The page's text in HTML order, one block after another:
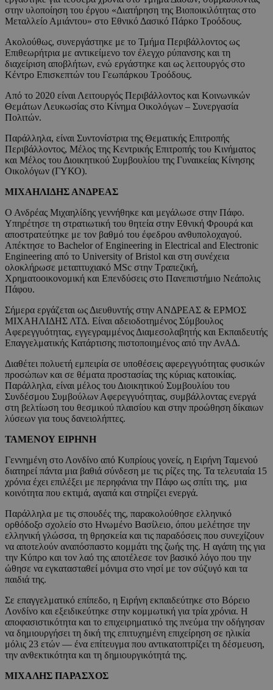
στην υλοποίηση του έργου «Διατήρηση της Βιοποικιλότητας στο
Μεταλλείο Αμιάντου» στο Εθνικό Δασικό Πάρκο Τροόδους.
Ακολούθως, συνεργάστηκε με το Τμήμα Περιβάλλοντος ως
Επιθεωρήτρια με αντικείμενο τον έλεγχο ρύπανσης και τη
διαχείριση αποβλήτων, ενώ εργάστηκε και ως λειτουργός στο
Κέντρο Επισκεπτών του Γεωπάρκου Τροόδους.
Από το 2020 είναι Λειτουργός Περιβάλλοντος και Κοινωνικών
Θεμάτων Λευκωσίας στο Κίνημα Οικολόγων – Συνεργασία
Πολιτών.
Παράλληλα, είναι Συντονίστρια της Θεματικής Επιτροπής
Περιβάλλοντος, Μέλος της Κεντρικής Επιτροπής του Κινήματος
και Μέλος του Διοικητικού Συμβουλίου της Γυναικείας Κίνησης
Οικολόγων (ΓΥΚΟ).
ΜΙΧΑΗΛΙΔΗΣ ΑΝΔΡΕΑΣ
Ο Ανδρέας Μιχαηλίδης γεννήθηκε και μεγάλωσε στην Πάφο.
Υπηρέτησε τη στρατιωτική του θητεία στην Εθνική Φρουρά και
αποστρατεύτηκε με τον βαθμό του έφεδρου ανθυπολοχαγού.
Απέκτησε το Bachelor of Engineering in Electrical and Electronic
Engineering από το University of Bristol και στη συνέχεια
ολοκλήρωσε μεταπτυχιακό MSc στην Τραπεζική,
Χρηματοοικονομική και Επενδύσεις στο Πανεπιστήμιο Νεάπολις
Πάφου.
Σήμερα εργάζεται ως Διευθυντής στην ΑΝΔΡΕΑΣ & ΕΡΜΟΣ
ΜΙΧΑΗΛΙΔΗΣ ΛΤΔ. Είναι αδειοδοτημένος Σύμβουλος
Αφερεγγυότητας, εγγεγραμμένος Διαμεσολαβητής και Εκπαιδευτής
Επαγγελματικής Κατάρτισης πιστοποιημένος από την ΑνΑΔ.
Διαθέτει πολυετή εμπειρία σε υποθέσεις αφερεγγυότητας φυσικών
προσώπων και σε θέματα προστασίας της κύριας κατοικίας.
Παράλληλα, είναι μέλος του Διοικητικού Συμβουλίου του
Συνδέσμου Συμβούλων Αφερεγγυότητας, συμβάλλοντας ενεργά
στη βελτίωση του θεσμικού πλαισίου και στην προώθηση δίκαιων
λύσεων για τους δανειολήπτες.
ΤΑΜΕΝΟΥ ΕΙΡΗΝΗ
Γεννημένη στο Λονδίνο από Κυπρίους γονείς, η Ειρήνη Ταμενού
διατηρεί πάντα μια βαθιά σύνδεση με τις ρίζες της. Τα τελευταία 15
χρόνια έχει επιλέξει με περηφάνια την Πάφο ως σπίτι της, μια
κοινότητα που εκτιμά, αγαπά και στηρίζει ενεργά.
Παράλληλα με τις σπουδές της, παρακολούθησε ελληνικό
ορθόδοξο σχολείο στο Ηνωμένο Βασίλειο, όπου μελέτησε την
ελληνική γλώσσα, τη θρησκεία και τις παραδόσεις που συνεχίζουν
να αποτελούν αναπόσπαστο κομμάτι της ζωής της. Η αγάπη της για
την Κύπρο και τον λαό της αποτέλεσε τον βασικό λόγο που την
ώθησε να εγκατασταθεί μόνιμα στο νησί με τον σύζυγό και τα
παιδιά της.
Σε επαγγελματικό επίπεδο, η Ειρήνη εκπαιδεύτηκε στο Βόρειο
Λονδίνο και εξειδικεύτηκε στην κομμωτική για τρία χρόνια. Η
αποφασιστικότητα και το επιχειρηματικό της πνεύμα την οδήγησαν
να δημιουργήσει τη δική της επιτυχημένη επιχείρηση σε ηλικία
μόλις 23 ετών — ένα επίτευγμα που αντικατοπτρίζει τη δέσμευση,
την ανθεκτικότητα και τη δημιουργικότητά της.
ΜΙΧΑΛΗΣ ΠΑΡΑΣΧΟΣ